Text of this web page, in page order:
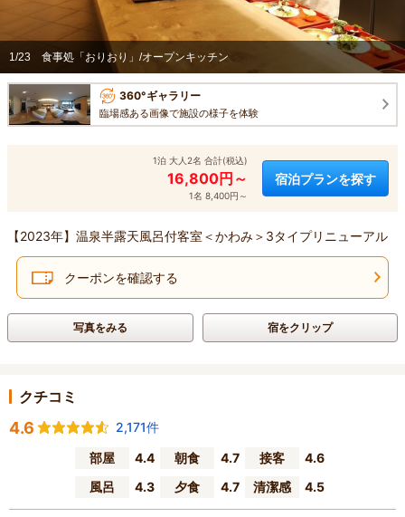
1/23 食事処「おりおり」/オープンキッチン
360°ギャラリー
臨場感ある画像で施設の様子を体験
1泊 大人2名 合計(税込)
16,800円～
1名 8,400円～
宿泊プランを探す
【2023年】温泉半露天風呂付客室＜かわみ＞3タイプリニューアル
クーポンを確認する
写真をみる 宿をクリップ
クチコミ
4.6
2,171件
部屋
4.4 朝食 4.7 接客
4.6
風呂
4.3 夕食 4.7 清潔感 4.5